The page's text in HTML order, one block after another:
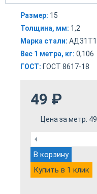
Размер: 15
Толщина, мм: 1,2
Марка стали: АД31Т1
Вес 1 метра, кг: 0,106
ГОСТ: ГОСТ 8617-18
49 ₽
Цена за метр: 49
В корзину
Купить в 1 клик